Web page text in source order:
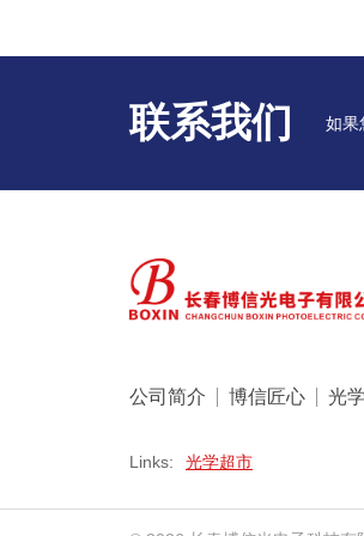
联系我们 如果
公司简介 博信匠心 光
Links: 光学超市